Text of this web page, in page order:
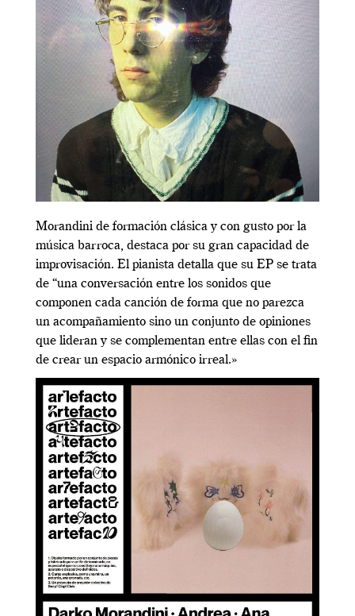
Morandini de formación clásica y con gusto por la
música barroca, destaca por su gran capacidad de
improvisación. El pianista detalla que su EP se trata
de “una conversación entre los sonidos que
componen cada canción de forma que no parezca
un acompañamiento sino un conjunto de opiniones
que lideran y se complementan entre ellas con el fin
de crear un espacio armónico irreal.»